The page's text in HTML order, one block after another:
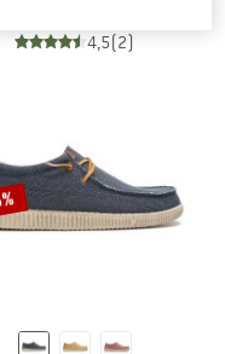
4,5(2)